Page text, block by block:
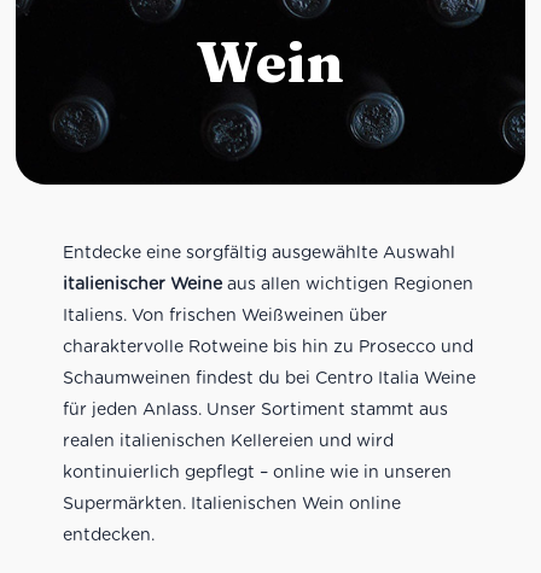
Wein
Entdecke eine sorgfältig ausgewählte Auswahl
italienischer Weineaus allen wichtigen Regionen
Italiens. Von frischen Weißweinen über
charaktervolle Rotweine bis hin zu Prosecco und
Schaumweinen findest du bei Centro Italia Weine
für jeden Anlass. Unser Sortiment stammt aus
realen italienischen Kellereien und wird
kontinuierlich gepflegt – online wie in unseren
Supermärkten. Italienischen Wein online
entdecken.